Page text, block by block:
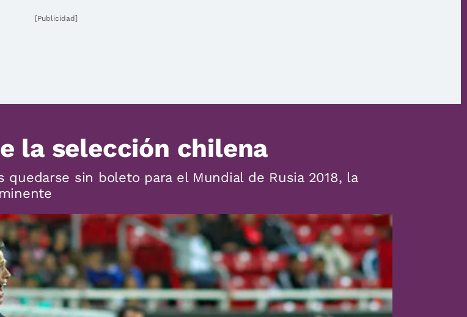
[Publicidad]
la selección chilena
sin boleto para el Mundial de Rusia 2018, la